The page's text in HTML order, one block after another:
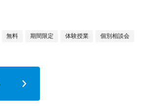
無料 期間限定 体験授業 個別相談会